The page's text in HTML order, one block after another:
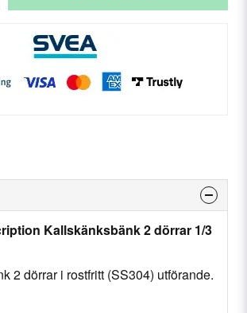
Kallskänksbänk 2 dörrar 1/3
2 dörrar i rostfritt (SS304) utförande.